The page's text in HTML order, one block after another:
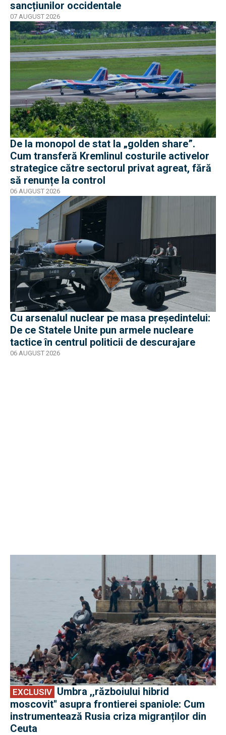
sancțiunilor occidentale
07 AUGUST 2026
De la monopol de stat la „golden share”.
Cum transferă Kremlinul costurile activelor
strategice către sectorul privat agreat, fără
să renunțe la control
06 AUGUST 2026
Cu arsenalul nuclear pe masa preşedintelui:
De ce Statele Unite pun armele nucleare
tactice în centrul politicii de descurajare
06 AUGUST 2026
EXCLUSIV
moscovit'' asupra frontierei spaniole: Cum
instrumentează Rusia criza migranților din
Ceuta